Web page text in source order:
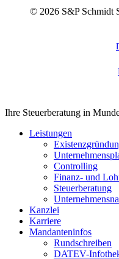
© 2026S&P Schmidt
Close
Ihre Steuerberatung in
Leistungen
Controlling
Finanz- und
Steuerberatung
Kanzlei
Karriere
Mandanteninfos
Rundschreiben
DATEV-